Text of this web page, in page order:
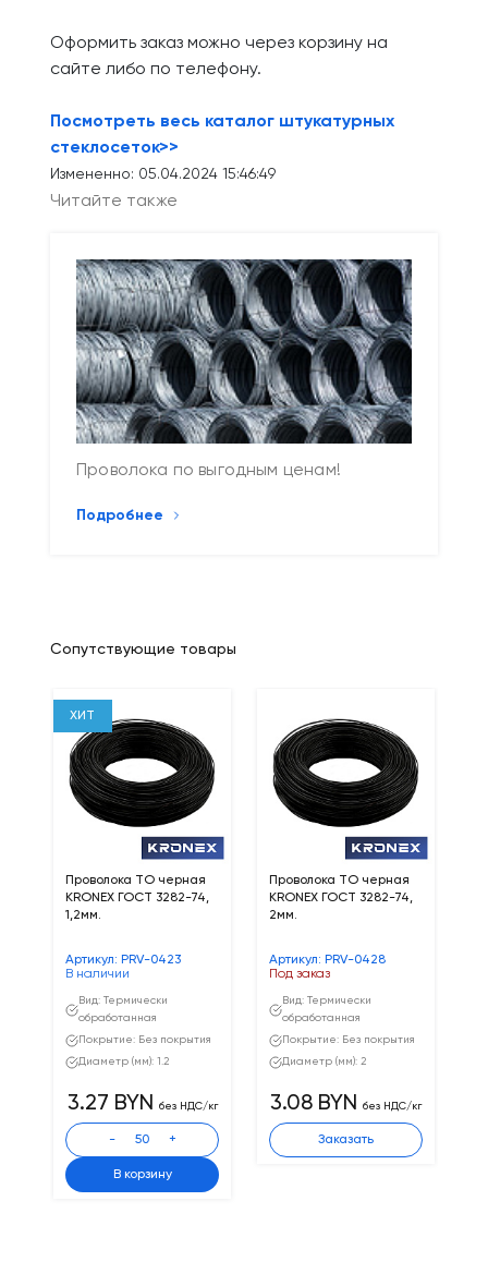
Оформить заказ можно через корзину на
сайте либо по телефону.
Посмотреть весь каталог штукатурных
стеклосеток>>
Измененно: 05.04.2024 15:46:49
Читайте также
Проволока по выгодным ценам!
Подробнее
Сопутствующие товары
ХИТ
Проволока ТО черная
KRONEX ГОСТ 3282-74,
1,2мм.
Артикул: PRV-0423
В наличии
Вид: Термически
обработанная
Покрытие: Без покрытия
Диаметр (мм): 1.2
3.27 BYN без НДС/кг
- +
В корзину
Проволока ТО черная
KRONEX ГОСТ 3282-74,
2мм.
Артикул: PRV-0428
Под заказ
Вид: Термически
обработанная
Покрытие: Без покрытия
Диаметр (мм): 2
3.08 BYN без НДС/кг
Заказать